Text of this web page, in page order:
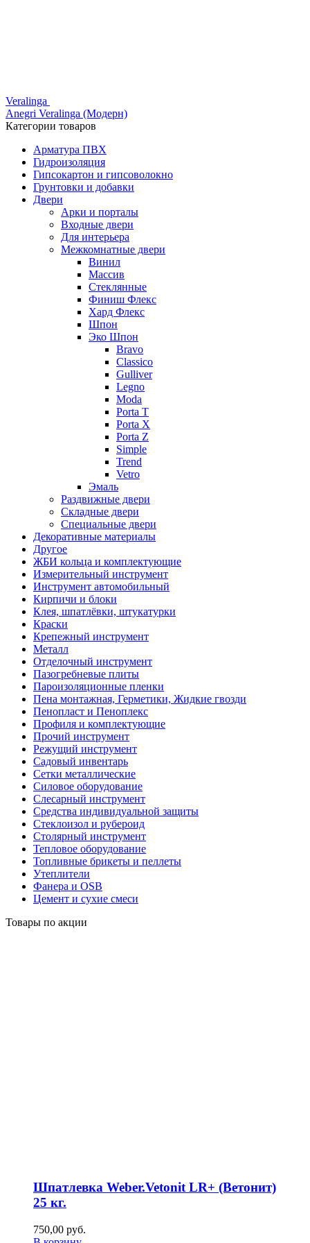
Veralinga
Anegri Veralinga (Модерн)
Категории товаров
Арматура ПВХ
Гидроизоляция
Гипсокартон и гипсоволокно
Грунтовки и добавки
Двери
Арки и порталы
Входные двери
Для интерьера
Межкомнатные двери
Винил
Массив
Стеклянные
Финиш Флекс
Хард Флекс
Шпон
Эко Шпон
Bravo
Classico
Gulliver
Legno
Moda
Porta T
Porta X
Porta Z
Simple
Trend
Vetro
Эмаль
Раздвижные двери
Складные двери
Специальные двери
Декоративные материалы
Другое
ЖБИ кольца и комплектующие
Измерительный инструмент
Инструмент автомобильный
Кирпичи и блоки
Клея, шпатлёвки, штукатурки
Краски
Крепежный инструмент
Металл
Отделочный инструмент
Пазогребневые плиты
Пароизоляционные пленки
Пена монтажная, Герметики, Жидкие гвозди
Пенопласт и Пеноплекс
Профиля и комплектующие
Прочий инструмент
Режущий инструмент
Садовый инвентарь
Сетки металлические
Силовое оборудование
Слесарный инструмент
Средства индивидуальной защиты
Стеклоизол и рубероид
Столярный инструмент
Тепловое оборудование
Топливные брикеты и пеллеты
Утеплители
Фанера и OSB
Цемент и сухие смеси
Товары по акции
Шпатлевка Weber.Vetonit LR+ (Ветонит)
25 кг.
750,00 руб.